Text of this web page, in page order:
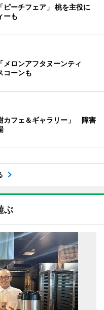
ピーチフェア」 桃を主役に
ーも
メロンアフタヌーンティ
ーンも
カフェ＆ギャラリー」 障害
ぶ